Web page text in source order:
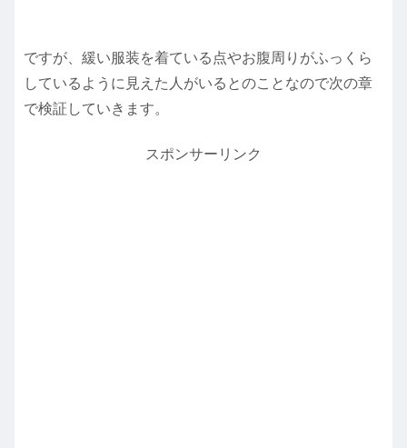
ですが、緩い服装を着ている点やお腹周りがふっくら
しているように見えた人がいるとのことなので次の章
で検証していきます。
スポンサーリンク